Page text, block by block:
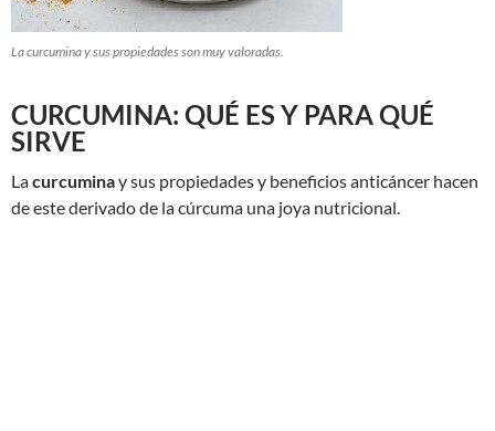
La curcumina y sus propiedades son muy valoradas.
CURCUMINA: QUÉ ES Y PARA QUÉ
SIRVE
Lacurcuminay sus propiedades y beneficios anticáncer hacen
de este derivado de la cúrcuma una joya nutricional.